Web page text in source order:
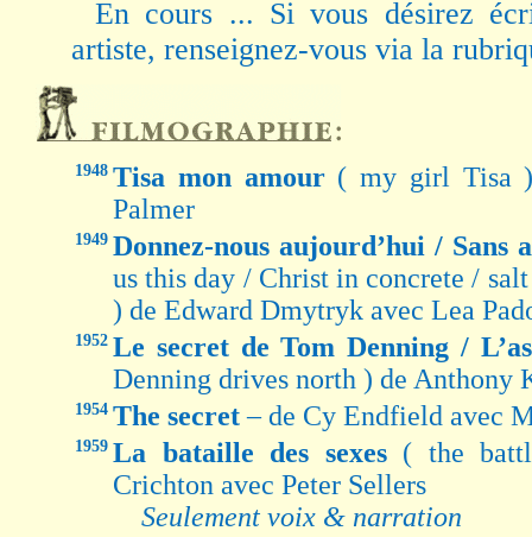
En cours ... Si vous désirez
artiste, renseignez-vous via la
1948 Tisa mon amour ( my girl Tisa
Palmer
1949 Donnez-nous aujourd’hui / Sans
us this day / Christ in concrete /
) de Edward Dmytryk avec Lea
1952 Le secret de Tom Denning /
Denning drives north ) de Anthony
1954 The secret– de Cy Endfield avec
1959 La bataille des sexes ( the
Crichton avec Peter Sellers
Seulement voix & narration